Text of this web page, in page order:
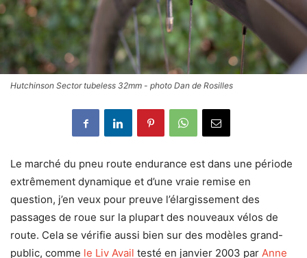
Hutchinson Sector tubeless 32mm - photo Dan de Rosilles
Le marché du pneu route endurance est dans une période
extrêmement dynamique et d’une vraie remise en
question, j’en veux pour preuve l’élargissement des
passages de roue sur la plupart des nouveaux vélos de
route. Cela se vérifie aussi bien sur des modèles grand-
public, comme le Liv Avail testé en janvier 2003 par Anne